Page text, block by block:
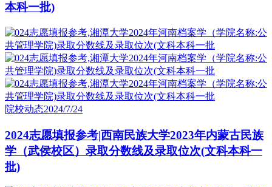
本科一批)
院校动态2024/7/24
2024志愿填报参考|西南民族大学2023年内蒙古民族
学（武侯校区）录取分数线及录取位次(文科本科一
批)